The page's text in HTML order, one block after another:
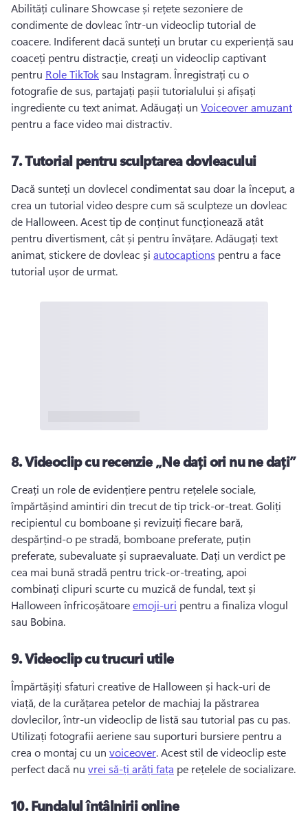
Abilități culinare Showcase și rețete sezoniere de
condimente de dovleac într-un videoclip tutorial de
coacere. Indiferent dacă sunteți un brutar cu experiență sau
coaceți pentru distracție, creați un videoclip captivant
pentru Role TikTok sau Instagram. Înregistrați cu o
fotografie de sus, partajați pașii tutorialului și afișați
ingrediente cu text animat. Adăugați un Voiceover amuzant
pentru a face video mai distractiv.
7.Tutorial pentru sculptarea dovleacului
Dacă sunteți un dovlecel condimentat sau doar la început, a
crea un tutorial video despre cum să sculpteze un dovleac
de Halloween. Acest tip de conținut funcționează atât
pentru divertisment, cât și pentru învățare. Adăugați text
animat, stickere de dovleac și autocaptions pentru a face
tutorial ușor de urmat.
8.Videoclip cu recenzie „Ne dați ori nu ne dați”
Creați un role de evidențiere pentru rețelele sociale,
împărtășind amintiri din trecut de tip trick-or-treat. Goliți
recipientul cu bomboane și revizuiți fiecare bară,
despărțind-o pe stradă, bomboane preferate, puțin
preferate, subevaluate și supraevaluate. Dați un verdict pe
cea mai bună stradă pentru trick-or-treating, apoi
combinați clipuri scurte cu muzică de fundal, text și
Halloween înfricoșătoare emoji-uri pentru a finaliza vlogul
sau Bobina.
9.Videoclip cu trucuri utile
Împărtășiți sfaturi creative de Halloween și hack-uri de
viață, de la curățarea petelor de machiaj la păstrarea
Utilizați fotografii aeriene sau suporturi bursiere pentru a
crea o montaj cu un voiceover. Acest stil de videoclip este
perfect dacă nu vrei să-ți arăți fața
10.Fundalul întâlnirii online